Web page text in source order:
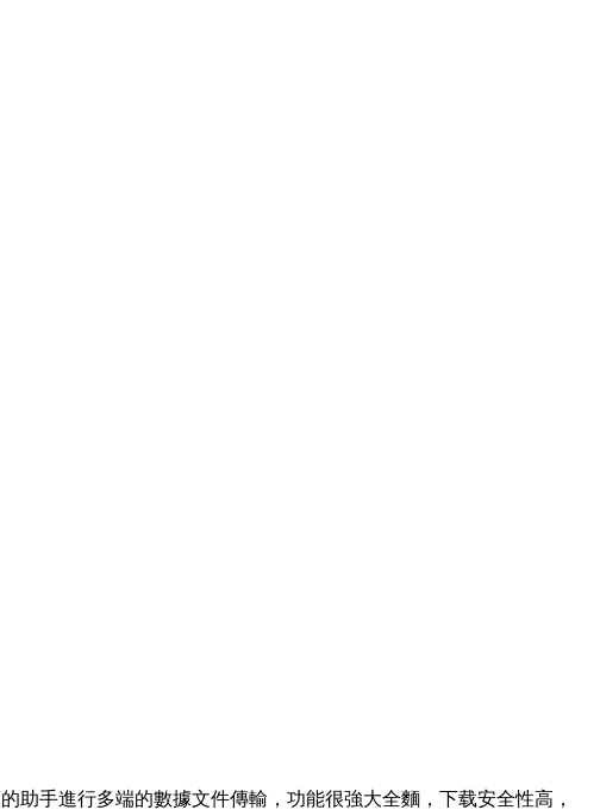
助手進行多端的數據文件傳輸，功能很強大全麵，下载安全性高，